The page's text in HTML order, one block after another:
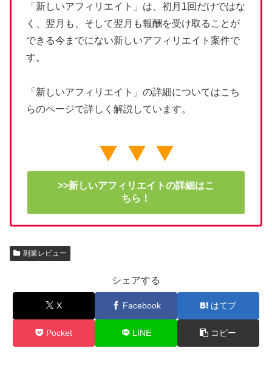
「新しいアフィリエイト」は、初月1回だけではな
く、翌月も、そして翌月も報酬を受け取ることが
できる今までにない新しいアフィリエイト案件で
す。
「新しいアフィリエイト」の詳細についてはこち
らのページで詳しく解説しています。
>>新しいアフィリエイトの詳細はこ
ちら！
副業レビュー
シェアする
X Facebook はてブ
Pocket LINE コピー